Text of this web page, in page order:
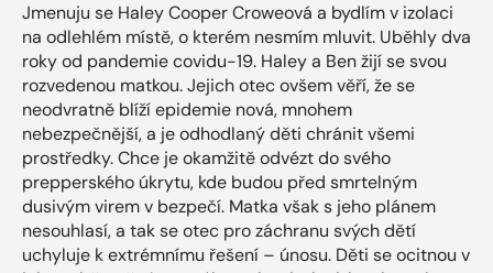
Jmenuju se Haley Cooper Croweová a bydlím v izolaci
na odlehlém místě, o kterém nesmím mluvit. Uběhly dva
roky od pandemie covidu-19. Haley a Ben žijí se svou
rozvedenou matkou. Jejich otec ovšem věří, že se
neodvratně blíží epidemie nová, mnohem
nebezpečnější, a je odhodlaný děti chránit všemi
prostředky. Chce je okamžitě odvézt do svého
prepperského úkrytu, kde budou před smrtelným
dusivým virem v bezpečí. Matka však s jeho plánem
nesouhlasí, a tak se otec pro záchranu svých dětí
uchyluje k extrémnímu řešení – únosu. Děti se ocitnou v